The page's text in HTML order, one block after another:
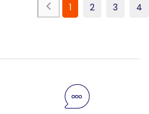
1 2 3 4